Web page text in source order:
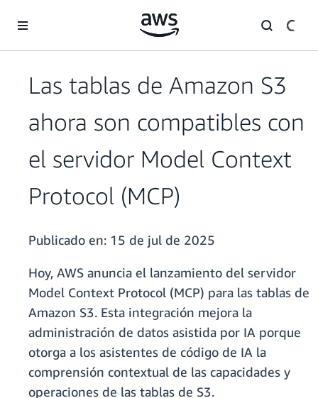
Las tablas de Amazon S3
ahora son compatibles con
el servidor Model Context
Protocol (MCP)
Publicado en: 15 de jul de 2025
Hoy, AWS anuncia el lanzamiento del servidor
Model Context Protocol (MCP) para las tablas de
Amazon S3. Esta integración mejora la
administración de datos asistida por IA porque
otorga a los asistentes de código de IA la
comprensión contextual de las capacidades y
operaciones de las tablas de S3.